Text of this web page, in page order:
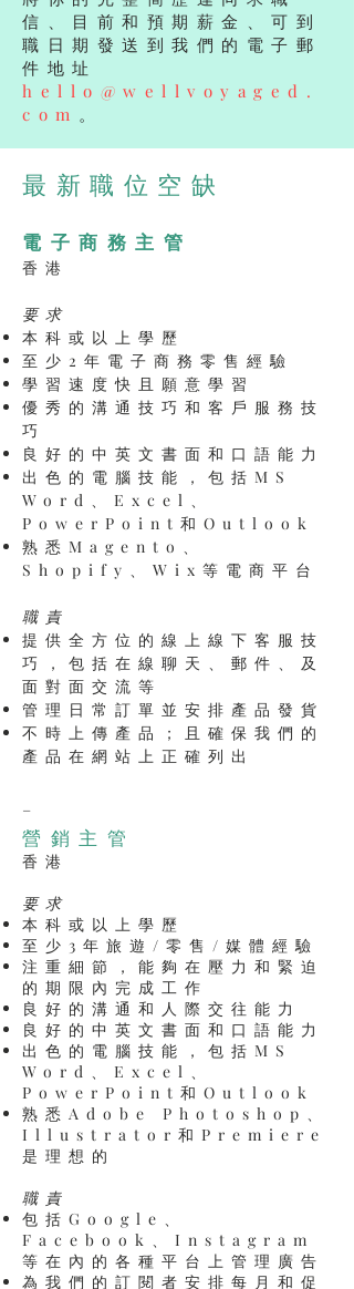
信、目前和預期薪金、可到
職日期發送到我們的電子郵
件地址
hello@wellvoyaged.
com 。
最新職位空缺
電子商務主管
香港
要求
本科或以上學歷
至少2年電子商務零售經驗
學習速度快且願意學習
優秀的溝通技巧和客戶服務技
巧
良好的中英文書面和口語能力
出色的電腦技能，包括MS
Word、Excel、
PowerPoint和Outlook
熟悉Magento、
Shopify、Wix等電商平台
職責
提供全方位的線上線下客服技
巧，包括在線聊天、郵件、及
面對面交流等
管理日常訂單並安排產品發貨
不時上傳產品；且確保我們的
產品在網站上正確列出
營銷主管
香港
要求
本科或以上學歷
至少3年旅遊/零售/媒體經驗
注重細節，能夠在壓力和緊迫
的期限內完成工作
良好的溝通和人際交往能力
良好的中英文書面和口語能力
出色的電腦技能，包括MS
Word、Excel、
PowerPoint和Outlook
熟悉Adobe Photoshop、
Illustrator和Premiere
是理想的
職責
包括Google、
Facebook、Instagram
等在內的各種平台上管理廣告
為我們的訂閱者安排每月和促